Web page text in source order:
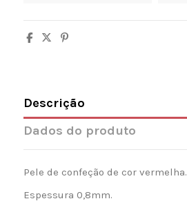
Descrição
Dados do produto
Pele de confeção de cor vermelha.
Espessura 0,8mm.